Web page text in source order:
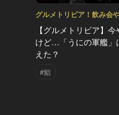
グルメトリビア！飲み会
のネタになるQ＆A Vol.2
【グルメトリビア】
けど…「うにの軍艦」
えた？
#鮨